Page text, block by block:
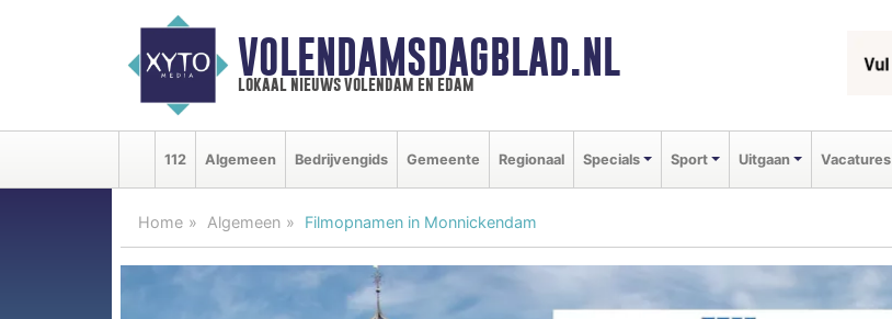
VOLENDAMSDAGBLAD.NL
lokaal nieuws volendam en edam
112 Algemeen Bedrijvengids Gemeente Regionaal Specials Sport Uitgaan Vacatures
Home Algemeen Filmopnamen in Monnickendam